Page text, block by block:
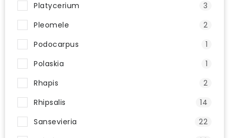
Platycerium
3
Pleomele
2
Podocarpus
1
Polaskia
1
Rhapis
2
Rhipsalis
14
Sansevieria
22